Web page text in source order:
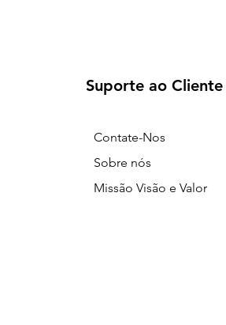
Suporte ao Cliente
Contate-Nos
Sobre nós
Missão Visão e Valor